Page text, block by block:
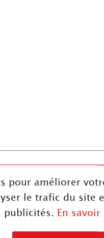
: 1,7 kg
pour améliorer
le trafic du site
publicités. En savoir